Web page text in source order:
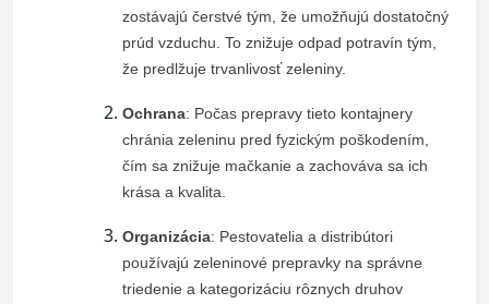
zostávajú čerstvé tým, že umožňujú dostatočný
prúd vzduchu. To znižuje odpad potravín tým,
že predlžuje trvanlivosť zeleniny.
Ochrana: Počas prepravy tieto kontajnery
chránia zeleninu pred fyzickým poškodením,
čím sa znižuje mačkanie a zachováva sa ich
krása a kvalita.
Organizácia: Pestovatelia a distribútori
používajú zeleninové prepravky na správne
triedenie a kategorizáciu rôznych druhov